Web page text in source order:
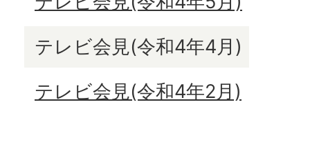
テレビ会見(令和4年4月)
テレビ会見(令和4年2月)